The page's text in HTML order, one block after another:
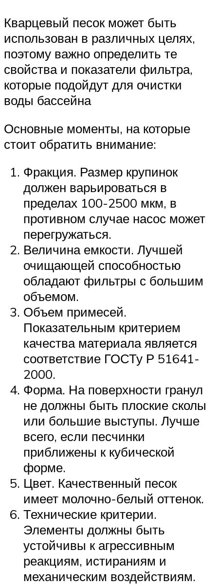
Кварцевый песок может быть
использован в различных целях,
поэтому важно определить те
свойства и показатели фильтра,
которые подойдут для очистки
воды бассейна
Основные моменты, на которые
стоит обратить внимание:
Фракция. Размер крупинок
должен варьироваться в
пределах 100-2500 мкм, в
противном случае насос может
перегружаться.
Величина емкости. Лучшей
очищающей способностью
обладают фильтры с большим
объемом.
Объем примесей.
Показательным критерием
качества материала является
соответствие ГОСТу Р 51641-
2000.
Форма. На поверхности гранул
не должны быть плоские сколы
или большие выступы. Лучше
всего, если песчинки
приближены к кубической
форме.
Цвет. Качественный песок
имеет молочно-белый оттенок.
Технические критерии.
Элементы должны быть
устойчивы к агрессивным
реакциям, истираниям и
механическим воздействиям.